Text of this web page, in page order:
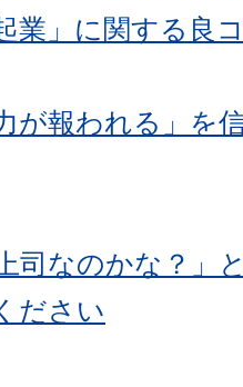
業」に関する良
が報われる」を
司なのかな？」
ださい